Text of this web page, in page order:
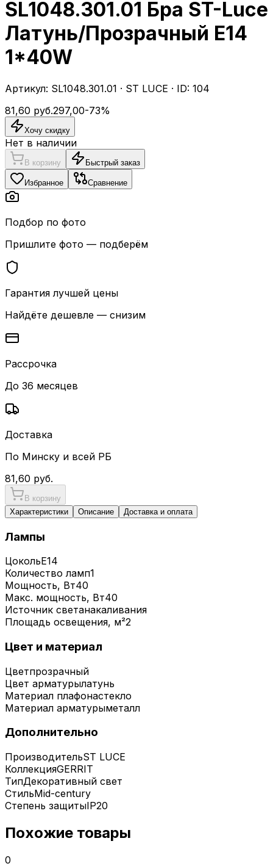
SL1048.301.01 Бра ST-Luce
Латунь/Прозрачный E14
1*40W
Артикул: SL1048.301.01 · ST LUCE · ID: 104
81,60 руб.297,00-73%
Хочу скидку
Нет в наличии
В корзину Быстрый заказ
Избранное Сравнение
Подбор по фото
Пришлите фото — подберём
Гарантия лучшей цены
Найдёте дешевле — снизим
Рассрочка
До 36 месяцев
Доставка
По Минску и всей РБ
81,60 руб.
В корзину
Характеристики
Описание Доставка и оплата
Лампы
ЦокольE14
Количество ламп1
Мощность, Вт40
Макс. мощность, Вт40
Источник светанакаливания
Площадь освещения, м²2
Цвет и материал
Цветпрозрачный
Цвет арматурылатунь
Материал плафонастекло
Материал арматурыметалл
Дополнительно
ПроизводительST LUCE
КоллекцияGERRIT
ТипДекоративный свет
СтильMid-century
Степень защитыIP20
Похожие товары
0